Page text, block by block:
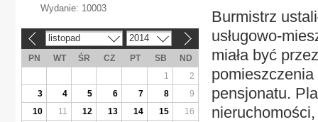
Burmistrz
usługowo-
miała być
pensjonatu.
Wydanie: 10003
listopad 2014
PN WT ŚR CZ PT SB
ND
1
2
3
4 5 6 7 8
9
10
11 12 13 14 15
16